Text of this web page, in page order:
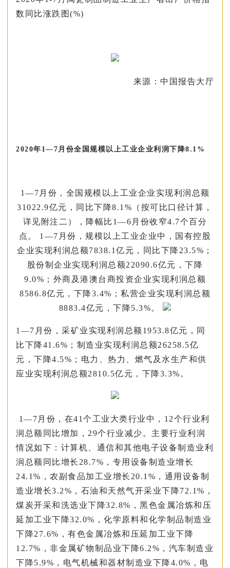
数同比涨跌图(%)
来源：中国报告大厅
2020年1—7月份全国规模以上工业企业利润下降8.1%
1—7月份，全国规模以上工业企业实现利润总额
31022.9亿元，同比下降8.1%（按可比口径计算，
详见附注二），降幅比1—6月份收窄4.7个百分
点。 1—7月份，规模以上工业企业中，国有控股
企业实现利润总额7838.1亿元，同比下降23.5%；
股份制企业实现利润总额22090.6亿元，下降
9.0%；外商及港澳台商投资企业实现利润总额
8586.8亿元，下降3.4%；私营企业实现利润总额
8883.4亿元，下降5.3%。
1—7月份，采矿业实现利润总额1953.8亿元，同
比下降41.6%；制造业实现利润总额26258.5亿
元，下降4.5%；电力、热力、燃气及水生产和供
应业实现利润总额2810.5亿元，下降3.3%。
1—7月份，在41个工业大类行业中，12个行业利
润总额同比增加，29个行业减少。主要行业利润
情况如下：计算机、通信和其他电子设备制造业利
润总额同比增长28.7%，专用设备制造业增长
24.1%，农副食品加工业增长20.1%，通用设备制
造业增长3.2%，石油和天然气开采业下降72.1%，
煤炭开采和洗选业下降32.8%，黑色金属冶炼和压
延加工业下降32.0%，化学原料和化学制品制造业
下降27.6%，有色金属冶炼和压延加工业下降
12.7%，非金属矿物制品业下降6.2%，汽车制造业
下降5.9%，电气机械和器材制造业下降4.0%，电